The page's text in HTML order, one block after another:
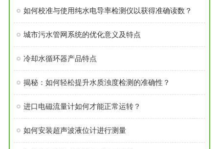
如何校准与使用纯水电导率检测仪以获得准确读数？
城市污水管网系统的优化意义及特点
冷却水循环器产品特点
揭秘：如何轻松提升水质浊度检测的准确性？
进口电磁流量计如何才能正常运转？
如何安装超声波液位计进行测量